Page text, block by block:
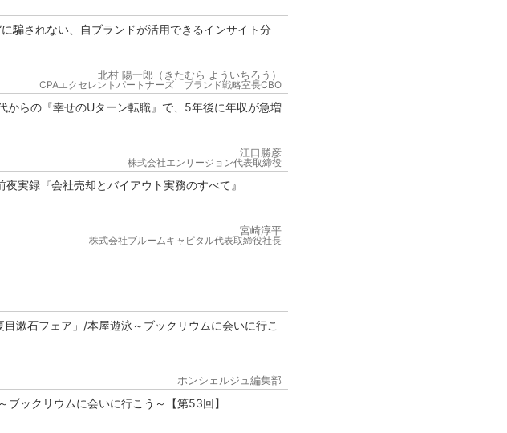
騙されない、自ブランドが活用できるインサイト分
北村 陽一郎（きたむら よういちろう）
CPAエクセレントパートナーズ ブランド戦略室長CBO
からの『幸せのUターン転職』で、5年後に年収が急増
江口勝彦
株式会社エンリージョン代表取締役
実録『会社売却とバイアウト実務のすべて』
宮崎淳平
株式会社ブルームキャピタル代表取締役社長
漱石フェア」/本屋遊泳～ブックリウムに会いに行こ
ホンシェルジュ編集部
ックリウムに会いに行こう～【第53回】